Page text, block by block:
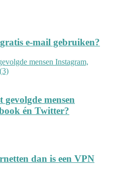
e-mail gebruiken?
gevolgde mensen
én Twitter?
dan is een VPN